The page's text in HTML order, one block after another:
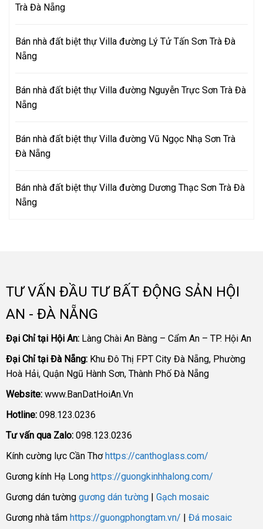
Trà Đà Nẵng
Bán nhà đất biệt thự Villa đường Lý Tử Tấn Sơn Trà Đà
Nẵng
Bán nhà đất biệt thự Villa đường Nguyễn Trực Sơn Trà Đà
Nẵng
Bán nhà đất biệt thự Villa đường Vũ Ngọc Nhạ Sơn Trà
Đà Nẵng
Bán nhà đất biệt thự Villa đường Dương Thạc Sơn Trà Đà
Nẵng
TƯ VẤN ĐẦU TƯ BẤT ĐỘNG SẢN HỘI
AN - ĐÀ NẴNG
Đại Chỉ tại Hội An:Làng Chài An Bàng – Cẩm An – TP. Hội An
Đại Chỉ tại Đà Nẵng:Khu Đô Thị FPT City Đà Nẵng, Phường
Hoà Hải, Quận Ngũ Hành Sơn, Thành Phố Đà Nẵng
Website:www.BanDatHoiAn.Vn
Hotline:098.123.0236
Tư vấn qua Zalo:098.123.0236
Kính cường lực Cần Thơ https://canthoglass.com/
Gương kính Hạ Long https://guongkinhhalong.com/
Gương dán tường gương dán tường| Gạch mosaic
Gương nhà tắm https://guongphongtam.vn/ Đá mosaic